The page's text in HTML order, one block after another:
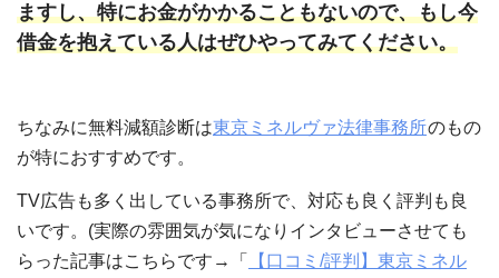
ますし、特にお金がかかることもないので、もし今
借金を抱えている人はぜひやってみてください。
ちなみに無料減額診断は東京ミネルヴァ法律事務所のもの
が特におすすめです。
TV広告も多く出している事務所で、対応も良く評判も良
いです。(実際の雰囲気が気になりインタビューさせても
らった記事はこちらです→「
【口コミ/評判】東京ミネル